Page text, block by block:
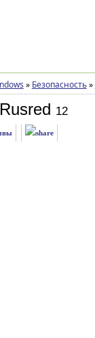
» Безопасность»
12